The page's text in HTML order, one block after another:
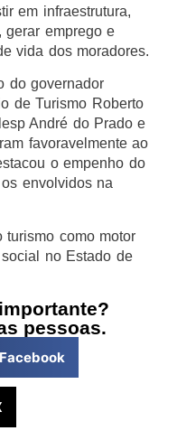
em infraestrutura,
gerar emprego e
vida dos moradores.
do governador
de Turismo Roberto
André do Prado e
favoravelmente ao
o empenho do
envolvidos na
turismo como motor
no Estado de
pessoas.
Facebook